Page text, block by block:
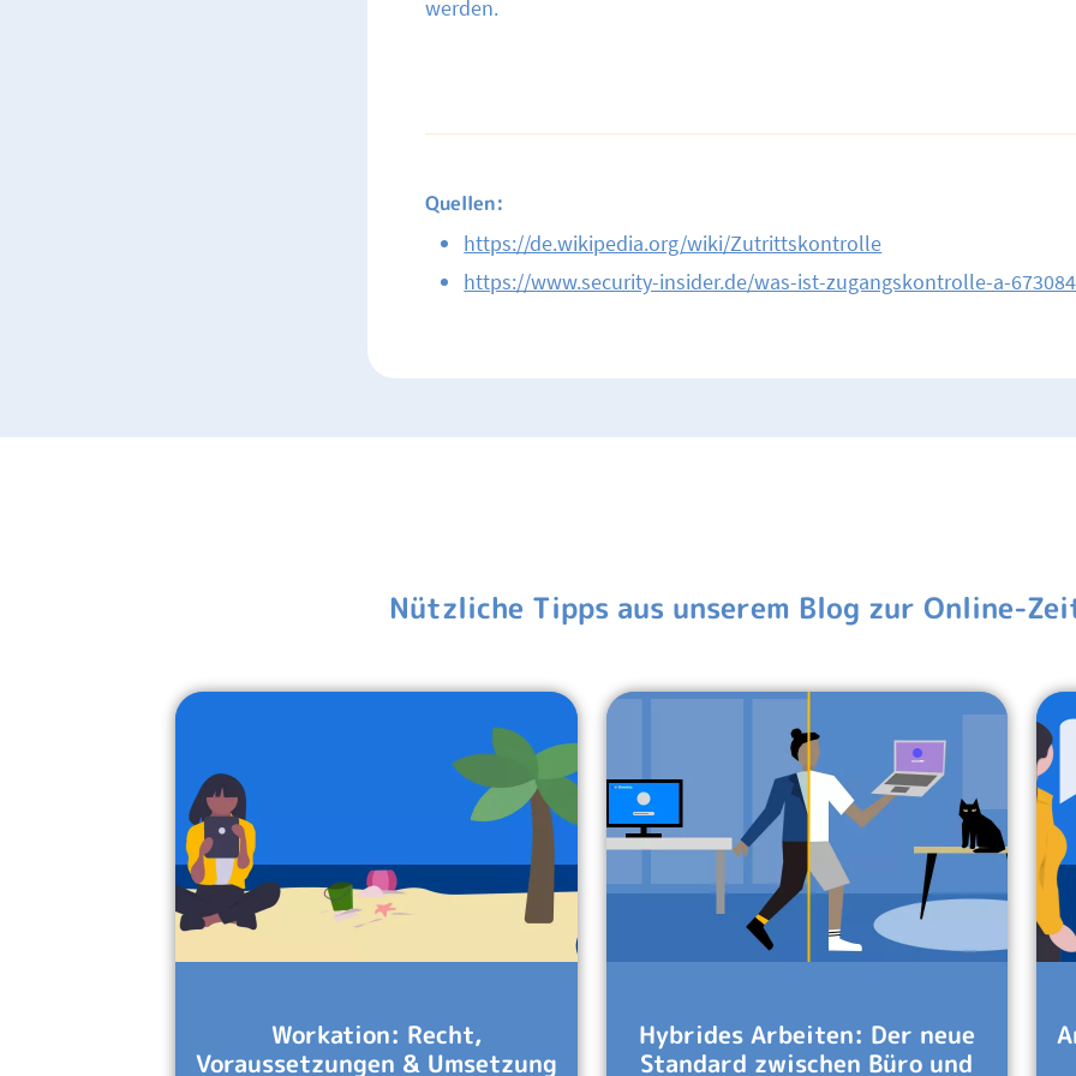
werden.
Quellen:
https://de.wikipedia.org/wiki/Zutrittskontrolle
https://www.security-insider.de/was-ist-zugangskontrolle-a-
Nützliche Tipps aus unserem Blog zur Online-
Workation: Recht,
Voraussetzungen & Umsetzung
Hybrides Arbeiten: Der neue
Standard zwischen Büro und